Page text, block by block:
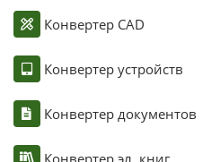
Конвертер CAD
Конвертер устройств
Конвертер документов
Конвертер эл. книг